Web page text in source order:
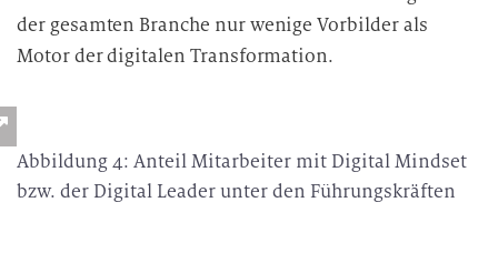
der gesamten Branche nur wenige Vorbilder als
Motor der digitalen Transformation.
Abbildung 4: Anteil Mitarbeiter mit Digital Mindset
bzw. der Digital Leader unter den Führungskräften